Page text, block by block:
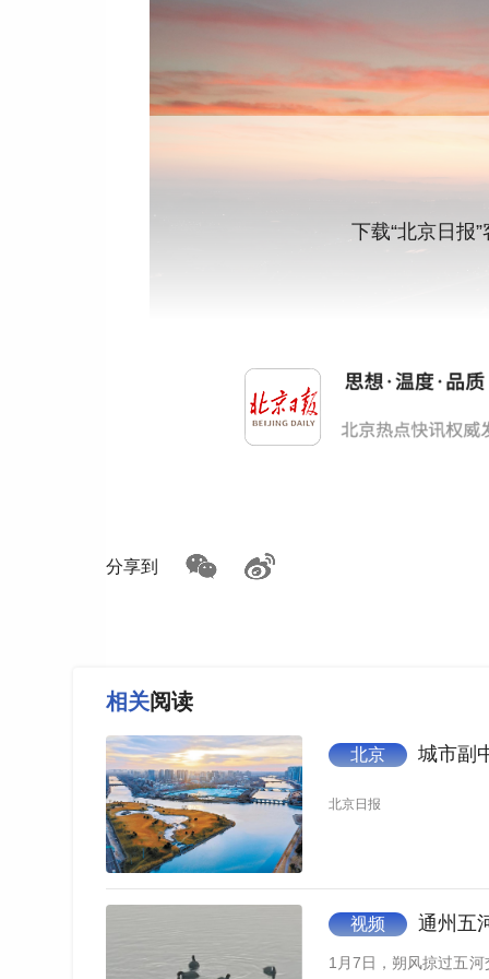
更多热点速报、权威资讯、深度分析尽在北京日
下载“北京日报
分享到
相关阅读
北京 城市副
北京日报
视频 通州五
1月7日，朔风掠过五